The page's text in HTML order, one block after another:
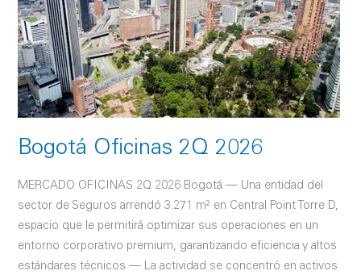
Bogotá Oficinas 2Q 2026
MERCADO OFICINAS 2Q 2026 Bogotá — Una entidad del
sector de Seguros arrendó 3.271 m² en Central Point Torre D,
espacio que le permitirá optimizar sus operaciones en un
entorno corporativo premium, garantizando eficiencia y altos
estándares técnicos — La actividad se concentró en activos
2026